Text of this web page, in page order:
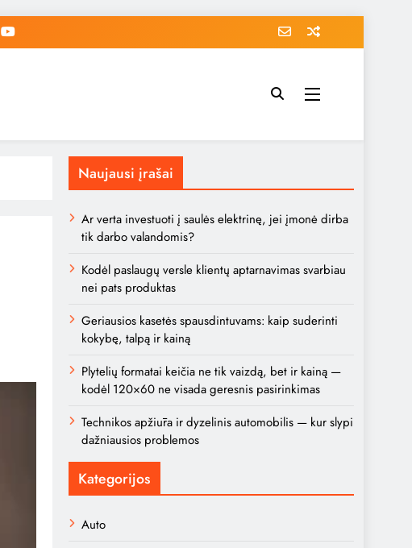
Naujausi įrašai
Ar verta investuoti į saulės elektrinę, jei įmonė dirba
tik darbo valandomis?
Kodėl paslaugų versle klientų aptarnavimas svarbiau
nei pats produktas
Geriausios kasetės spausdintuvams: kaip suderinti
kokybę, talpą ir kainą
Plytelių formatai keičia ne tik vaizdą, bet ir kainą —
kodėl 120×60 ne visada geresnis pasirinkimas
Technikos apžiūra ir dyzelinis automobilis — kur slypi
dažniausios problemos
Kategorijos
Auto